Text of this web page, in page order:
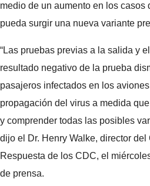
medio de un aumento en los casos
pueda surgir una nueva variante
“Las pruebas previas a la salida y
resultado negativo de la prueba
pasajeros infectados en los
propagación del virus a medida
y comprender todas las posibles
dijo el Dr. Henry Walke, director
Respuesta de los CDC, el
de prensa.